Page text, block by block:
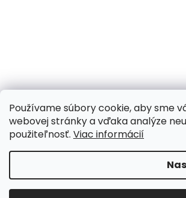
Používame súbory cookie, aby sme
webovej stránky a vďaka analýze
použiteľnosť. Viac informácií